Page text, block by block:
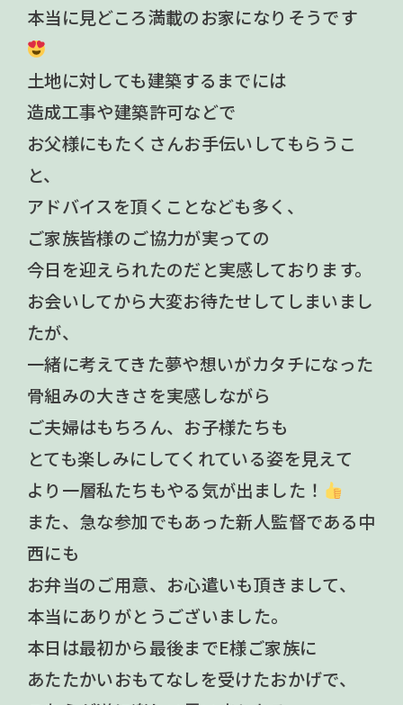
本当に見どころ満載のお家になりそうです
土地に対しても建築するまでには
造成工事や建築許可などで
お父様にもたくさんお手伝いしてもらうこ
と、
アドバイスを頂くことなども多く、
ご家族皆様のご協力が実っての
今日を迎えられたのだと実感しております。
お会いしてから大変お待たせしてしまいまし
たが、
一緒に考えてきた夢や想いがカタチになった
骨組みの大きさを実感しながら
ご夫婦はもちろん、お子様たちも
とても楽しみにしてくれている姿を見えて
より一層私たちもやる気が出ました！
また、急な参加でもあった新人監督である中
西にも
お弁当のご用意、お心遣いも頂きまして、
本当にありがとうございました。
本日は最初から最後までE様ご家族に
あたたかいおもてなしを受けたおかげで、